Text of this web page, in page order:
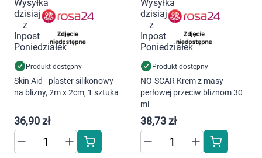
Kobieta w ciąży i mama
Dziecko
Higiena
Kosmetyki
Mężczyzna
Produkt dostępny
Skin Aid - plaster silikonowy
na blizny, 2m x 2cm, 1 sztuka
36,90 zł
Produkt dostępny
NO-SCAR Krem z masy
perłowej przeciw bliznom 30
ml
38,73 zł